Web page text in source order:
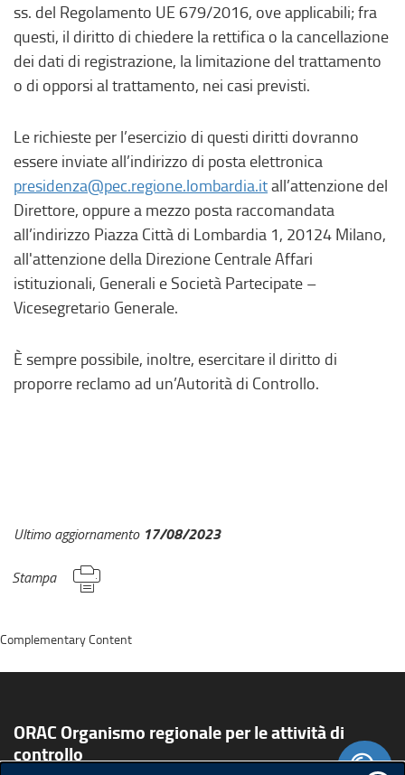
ss. del Regolamento UE 679/2016, ove applicabili; fra
questi, il diritto di chiedere la rettifica o la cancellazione
dei dati di registrazione, la limitazione del trattamento
o di opporsi al trattamento, nei casi previsti.
Le richieste per l’esercizio di questi diritti dovranno
essere inviate all’indirizzo di posta elettronica
presidenza@pec.regione.lombardia.itall’attenzione del
Direttore, oppure a mezzo posta raccomandata
all’indirizzo Piazza Città di Lombardia 1, 20124 Milano,
all'attenzione della Direzione Centrale Affari
istituzionali, Generali e Società Partecipate –
Vicesegretario Generale.
È sempre possibile, inoltre, esercitare il diritto di
proporre reclamo ad un’Autorità di Controllo.
Ultimo aggiornamento 17/08/2023
Stampa
ORAC Organismo regionale per le attività di
controllo
Complementary Content